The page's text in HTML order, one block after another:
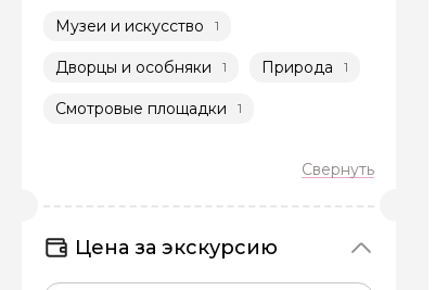
Музеи и искусство 1
Дворцы и особняки 1 Природа 1
Смотровые площадки 1
Цена за экскурсию